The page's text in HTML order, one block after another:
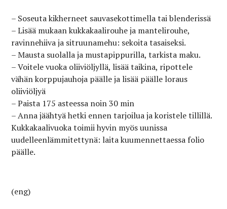
– Soseuta kikherneet sauvasekottimella tai blenderissä
– Lisää mukaan kukkakaalirouhe ja mantelirouhe,
ravinnehiiva ja sitruunamehu: sekoita tasaiseksi.
– Mausta suolalla ja mustapippurilla, tarkista maku.
– Voitele vuoka oliiviöljyllä, lisää taikina, ripottele
vähän korppujauhoja päälle ja lisää päälle loraus
oliiviöljyä
– Paista 175 asteessa noin 30 min
– Anna jäähtyä hetki ennen tarjoilua ja koristele tillillä.
Kukkakaalivuoka toimii hyvin myös uunissa
uudelleenlämmitettynä: laita kuumennettaessa folio
päälle.
(eng)